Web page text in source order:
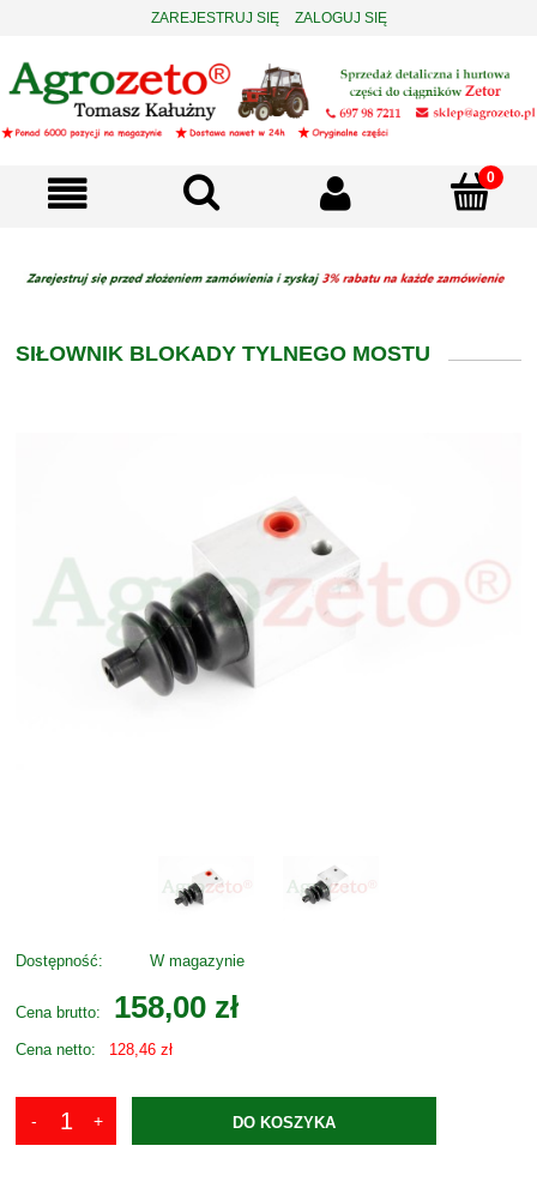
ZAREJESTRUJ SIĘ ZALOGUJ SIĘ
SIŁOWNIK BLOKADY TYLNEGO MOSTU
Dostępność: W magazynie
Cena brutto: 158,00 zł
Cena netto: 128,46 zł
DO KOSZYKA